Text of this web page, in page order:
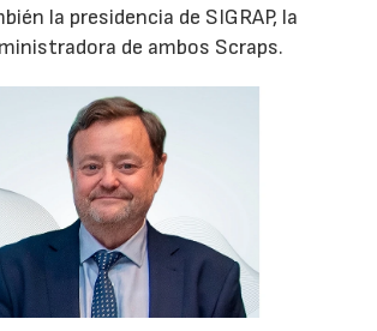
la presidencia de SIGRAP, la
de ambos Scraps.